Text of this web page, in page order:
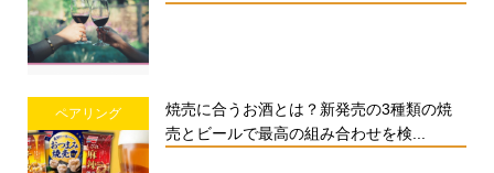
ペアリング
焼売に合うお酒とは？新発売の3種類の焼
売とビールで最高の組み合わせを検...